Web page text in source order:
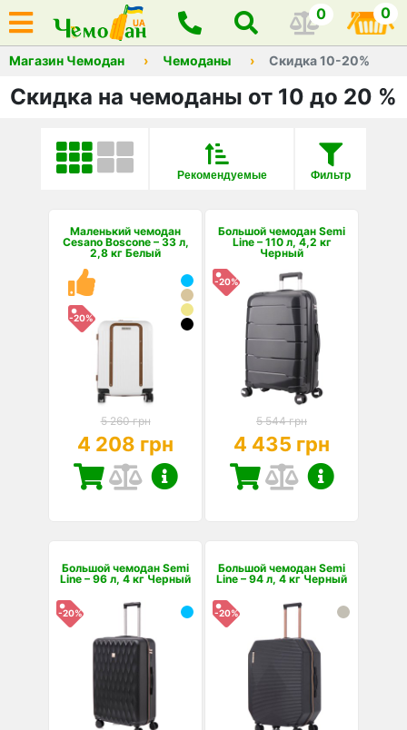
0 0
Магазин Чемодан Чемоданы Скидка 10-20%
Скидка на чемоданы от 10 до 20 %
Фильтр
Рекомендуемые
Маленький чемодан
Cesano Boscone – 33 л,
2,8 кг Белый
-20%
5 260 грн
4 208 грн
Большой чемодан Semi
Line – 110 л, 4,2 кг
Черный
-20%
5 544 грн
4 435 грн
Большой чемодан Semi
Line – 96 л, 4 кг Черный
-20%
Большой чемодан Semi
Line – 94 л, 4 кг Черный
-20%